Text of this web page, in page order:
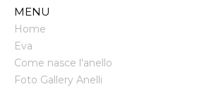
MENU
Home
Eva
Come nasce l'anello
Foto Gallery Anelli